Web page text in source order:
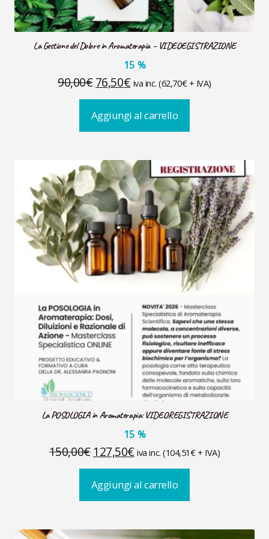
La Gestione del Dolore in Aromaterapia – VIDEOEGISTRAZIONE
15 %
90,00€ Il
prezzo
originale
90,00€.
76,50€Il
prezzo
attuale
76,50€.
iva inc. (62,70€+ IVA)
Aggiungi al carrello
La POSOLOGIA in Aromaterapia: VIDEOREGISTRAZIONE
15 %
150,00€ Il
prezzo
originale
150,00€.
127,50€Il
prezzo
attuale
127,50€.
iva inc. (104,51€+ IVA)
Aggiungi al carrello